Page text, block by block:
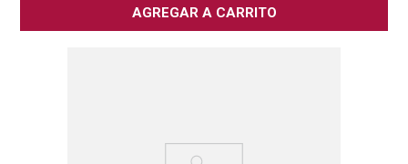
AGREGAR A CARRITO